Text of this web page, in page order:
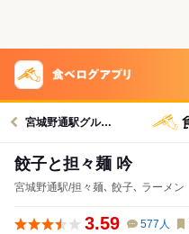
宮城野通駅グルメへ
餃子と担々麺 吟
宮城野通駅/担々麺､ 餃子､ ラーメン
3.59 577 人